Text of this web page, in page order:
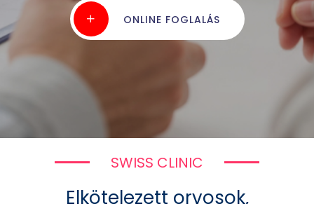
ONLINE FOGLALÁS
SWISS CLINIC
Elkötelezett orvosok,